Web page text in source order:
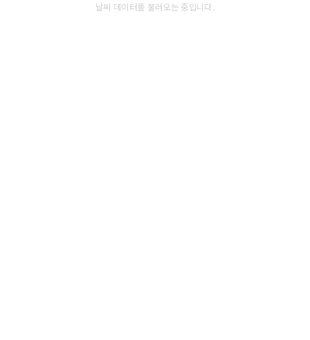
날씨 데이터를 불러오는 중입니다.